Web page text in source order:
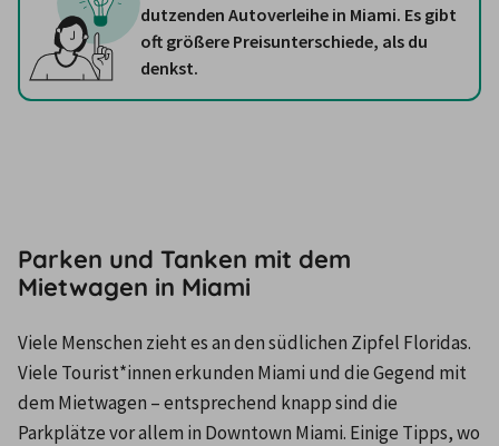
dutzenden Autoverleihe in Miami. Es gibt
oft größere Preisunterschiede, als du
denkst.
Parken und Tanken mit dem
Mietwagen in Miami
Viele Menschen zieht es an den südlichen Zipfel Floridas.
Viele Tourist*innen erkunden Miami und die Gegend mit
dem Mietwagen – entsprechend knapp sind die
Parkplätze vor allem in Downtown Miami. Einige Tipps, wo